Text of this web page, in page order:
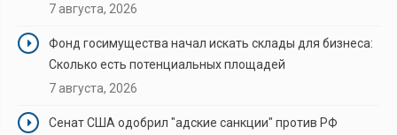
7 августа, 2026
Фонд госимущества начал искать склады для бизнеса:
Сколько есть потенциальных площадей
7 августа, 2026
Сенат США одобрил "адские санкции" против РФ